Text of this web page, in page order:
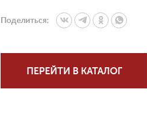
Поделиться:
ПЕРЕЙТИ В КАТАЛОГ